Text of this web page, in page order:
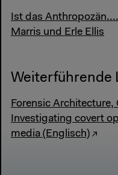
Ist das
Marris und Erle Ellis
Weiterführende
Forensic Architecture,
Investigating covert
media (Englisch)